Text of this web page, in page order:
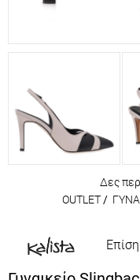
Δες
OUTLET /